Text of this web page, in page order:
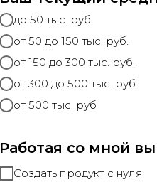
до 50 тыс. руб.
от 50 до 150 тыс. руб.
от 150 до 300 тыс. руб.
от 300 до 500 тыс. руб.
от 500 тыс. руб
Работая со мной
Создать продукт с нуля